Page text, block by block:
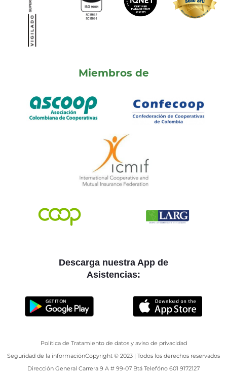
Miembros de
Descarga nuestra App de
Asistencias:
Política de Tratamiento de datos y aviso de privacidad
Seguridad de la informaciónCopyright © 2023 | Todos los derechos reservados
Dirección General Carrera 9 A # 99-07 Btá Telefóno 601 9172127